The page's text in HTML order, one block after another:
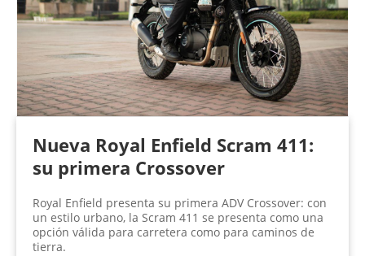
Nueva Royal Enfield Scram 411:
su primera Crossover
Royal Enfield presenta su primera ADV Crossover: con
un estilo urbano, la Scram 411 se presenta como una
opción válida para carretera como para caminos de
tierra.